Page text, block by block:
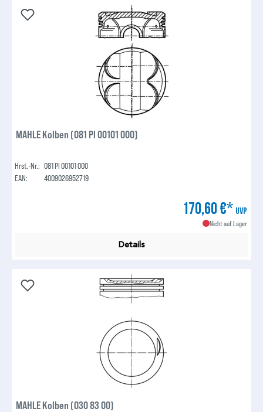
MAHLE Kolben (081 PI 00101 000)
Hrst.-Nr.: 081 PI 00101 000
EAN:
4009026952719
170,60 €* UVP
Nicht auf Lager
Details
MAHLE Kolben (030 83 00)